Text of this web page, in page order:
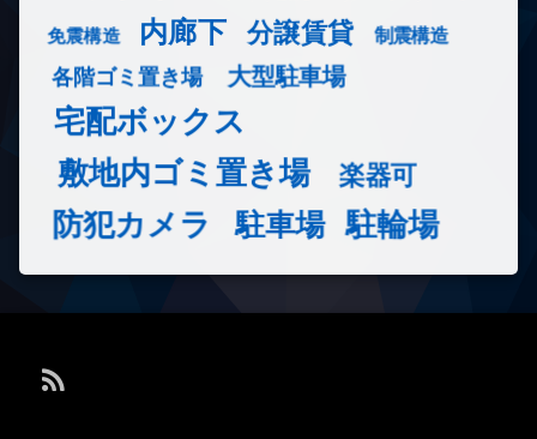
免震構造 内廊下 分譲賃貸 制震構造
各階ゴミ置き場 大型駐車場
宅配ボックス
敷地内ゴミ置き場
楽器可
防犯カメラ 駐車場 駐輪場
RSS